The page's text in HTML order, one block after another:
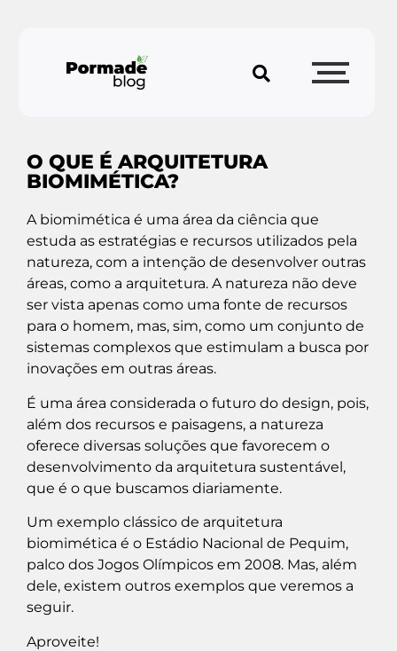
O QUE É ARQUITETURA
BIOMIMÉTICA?
A biomimética é uma área da ciência que
estuda as estratégias e recursos utilizados pela
natureza, com a intenção de desenvolver outras
áreas, como a arquitetura. A natureza não deve
ser vista apenas como uma fonte de recursos
para o homem, mas, sim, como um conjunto de
sistemas complexos que estimulam a busca por
inovações em outras áreas.
É uma área considerada o futuro do design, pois,
além dos recursos e paisagens, a natureza
oferece diversas soluções que favorecem o
desenvolvimento da arquitetura sustentável,
que é o que buscamos diariamente.
Um exemplo clássico de arquitetura
biomimética é o Estádio Nacional de Pequim,
palco dos Jogos Olímpicos em 2008. Mas, além
dele, existem outros exemplos que veremos a
seguir.
Aproveite!